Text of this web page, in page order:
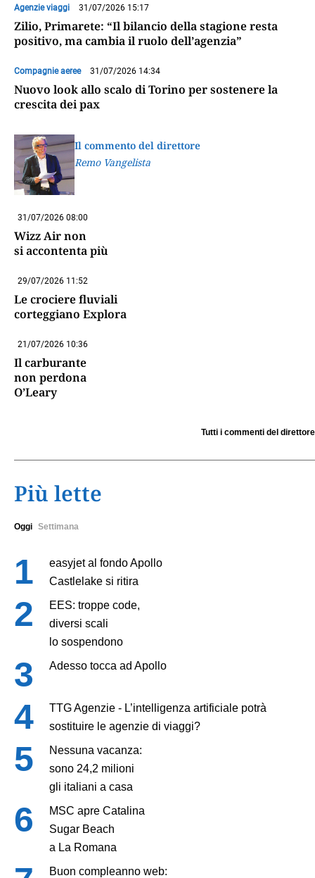
Agenzie viaggi 31/07/2026 15:17
Zilio, Primarete: “Il bilancio della stagione resta
positivo, ma cambia il ruolo dell’agenzia”
Compagnie aeree 31/07/2026 14:34
Nuovo look allo scalo di Torino per sostenere la
crescita dei pax
Il commento del direttore
Remo Vangelista
31/07/2026 08:00
Wizz Air non
si accontenta più
29/07/2026 11:52
Le crociere fluviali
corteggiano Explora
21/07/2026 10:36
Il carburante
non perdona
O’Leary
Tutti i commenti del direttore
Più lette
Oggi Settimana
easyjet al fondo Apollo
Castlelake si ritira
EES: troppe code,
diversi scali
lo sospendono
Adesso tocca ad Apollo
TTG Agenzie - L’intelligenza artificiale potrà
sostituire le agenzie di viaggi?
Nessuna vacanza:
sono 24,2 milioni
gli italiani a casa
MSC apre Catalina
Sugar Beach
a La Romana
Buon compleanno web: